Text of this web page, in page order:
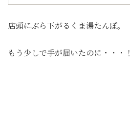
店頭にぶら下がるくま湯たんぽ。
もう少しで手が届いたのに・・・！